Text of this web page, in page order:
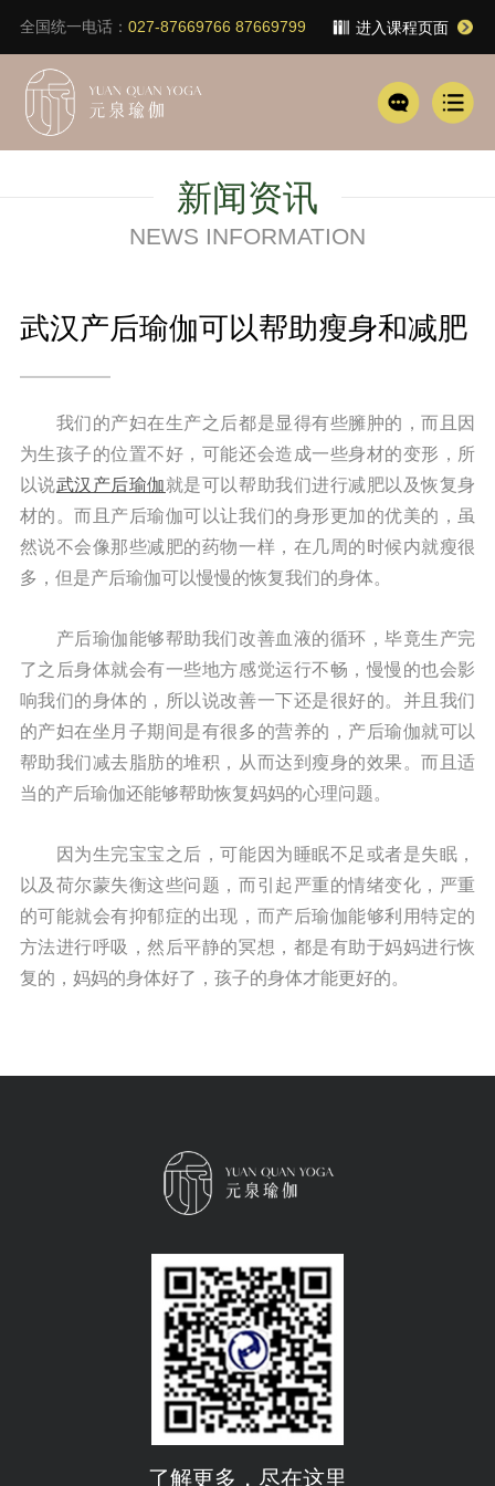
全国统一电话： 027-87669766 87669799 进入课程页面
新闻资讯
NEWS INFORMATION
武汉产后瑜伽可以帮助瘦身和减肥
我们的产妇在生产之后都是显得有些臃肿的，而且因
为生孩子的位置不好，可能还会造成一些身材的变形，所
以说武汉产后瑜伽就是可以帮助我们进行减肥以及恢复身
材的。而且产后瑜伽可以让我们的身形更加的优美的，虽
然说不会像那些减肥的药物一样，在几周的时候内就瘦很
多，但是产后瑜伽可以慢慢的恢复我们的身体。
产后瑜伽能够帮助我们改善血液的循环，毕竟生产完
了之后身体就会有一些地方感觉运行不畅，慢慢的也会影
响我们的身体的，所以说改善一下还是很好的。并且我们
的产妇在坐月子期间是有很多的营养的，产后瑜伽就可以
帮助我们减去脂肪的堆积，从而达到瘦身的效果。而且适
当的产后瑜伽还能够帮助恢复妈妈的心理问题。
因为生完宝宝之后，可能因为睡眠不足或者是失眠，
以及荷尔蒙失衡这些问题，而引起严重的情绪变化，严重
的可能就会有抑郁症的出现，而产后瑜伽能够利用特定的
方法进行呼吸，然后平静的冥想，都是有助于妈妈进行恢
复的，妈妈的身体好了，孩子的身体才能更好的。
了解更多，尽在这里